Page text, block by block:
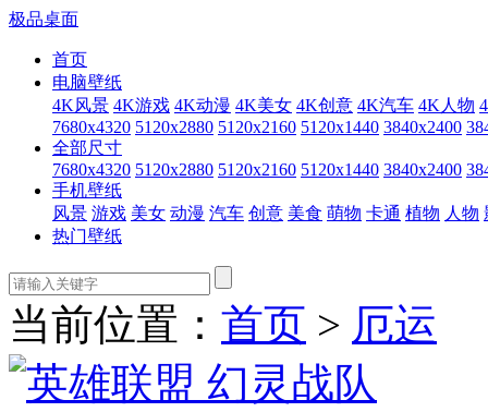
极品桌面
首页
电脑壁纸
4K风景 4K游戏 4K动漫 4K美女 4K创意 4K汽车 4K人物
7680x4320 5120x2880 5120x2160 5120x1440 3840x2400
全部尺寸
7680x4320 5120x2880 5120x2160 5120x1440 3840x2400
手机壁纸
风景 游戏 美女 动漫 汽车 创意 美食 萌物 卡通 植物 人物
热门壁纸
当前位置： 首页 > 厄运